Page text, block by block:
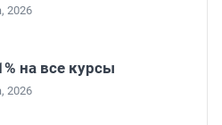
2026
на все курсы
2026